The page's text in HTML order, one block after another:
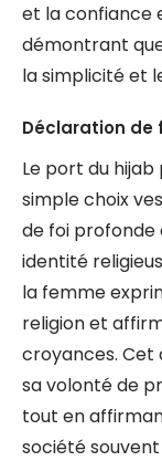
et la confiance
démontrant
la simplicité et
Déclaration de
Le port du hijab
simple choix
de foi profonde
identité
la femme
religion et
croyances.
sa volonté de
tout en
société